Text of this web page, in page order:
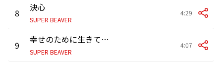
8 決心
SUPER BEAVER
4:29
9 幸せのために生きているだけさ
SUPER BEAVER
4:07